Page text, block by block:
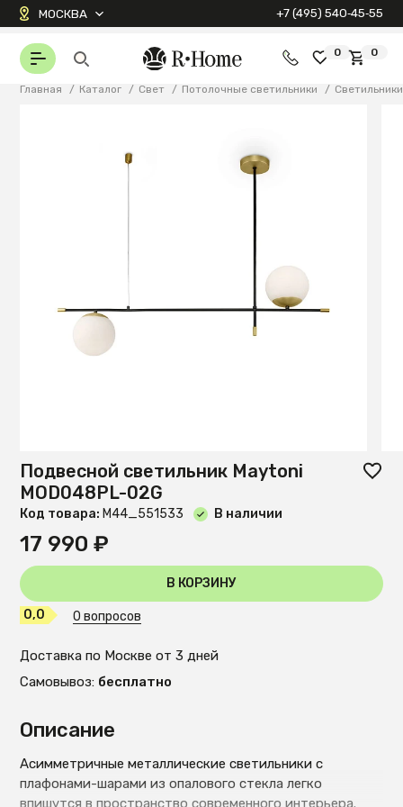
МОСКВА +7 (495) 540‑45‑55
0 0
Главная / Каталог / Свет / Потолочные светильники / Светильники
Описание
Асимметричные металлические светильники с
плафонами-шарами из опалового стекла легко
впишутся в пространство современного интерьера.
Подвесной светильник Maytoni
MOD048PL-02G
Код товара: М44_551533 В наличии
17 990 ₽
В КОРЗИНУ
0,0 0 вопросов
Доставка по Москве от 3 дней
Самовывоз: бесплатно